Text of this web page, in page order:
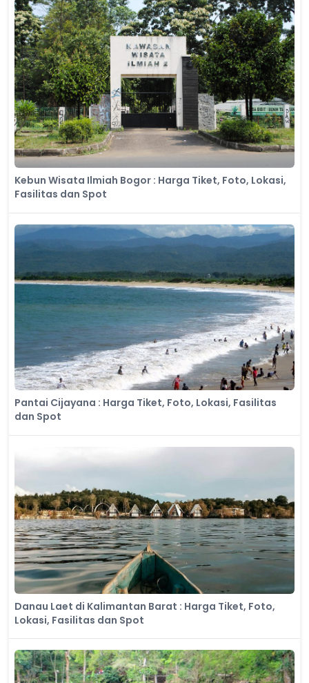
Kebun Wisata Ilmiah Bogor : Harga Tiket, Foto, Lokasi,
Fasilitas dan Spot
Pantai Cijayana : Harga Tiket, Foto, Lokasi, Fasilitas
dan Spot
Danau Laet di Kalimantan Barat : Harga Tiket, Foto,
Lokasi, Fasilitas dan Spot